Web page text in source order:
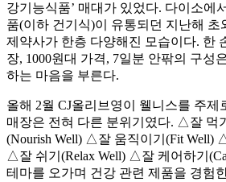
강기능식품’ 매대가 있었다. 다이소에
품(이하 건기식)이 유통되던 지난해 초
제약사가 한층 다양해진 모습이다. 한
장, 1000원대 가격, 7일분 안팎의 구성
하는 마음을 부른다.
올해 2월 CJ올리브영이 웰니스를 주제
매장은 전혀 다른 분위기였다. △잘 먹
(Nourish Well) △잘 움직이기(Fit Well)
△잘 쉬기(Relax Well) △잘 케어하기
테마를 오가며 건강 관련 제품을 경험